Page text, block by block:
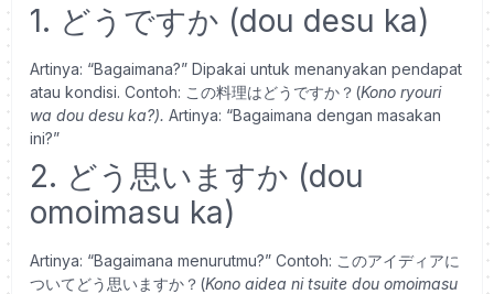
1. どうですか (dou desu ka)
Artinya: “Bagaimana?” Dipakai untuk menanyakan pendapat
atau kondisi. Contoh: この料理はどうですか？(Kono ryouri
wa dou desu ka?). Artinya: “Bagaimana dengan masakan
ini?”
2. どう思いますか (dou
omoimasu ka)
Artinya: “Bagaimana menurutmu?” Contoh: このアイディアに
ついてどう思いますか？(Kono aidea ni tsuite dou omoimasu